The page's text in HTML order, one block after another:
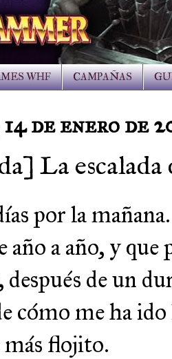
WHF CAMPAÑAS
de enero de
La escalada
por la
año a año, y
después de un
cómo me ha
más flojito.